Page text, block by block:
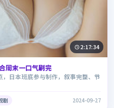
2:17:34
周末一口气刷完
日本班底参与制作，叙事完整、节
剧 2024-09-27